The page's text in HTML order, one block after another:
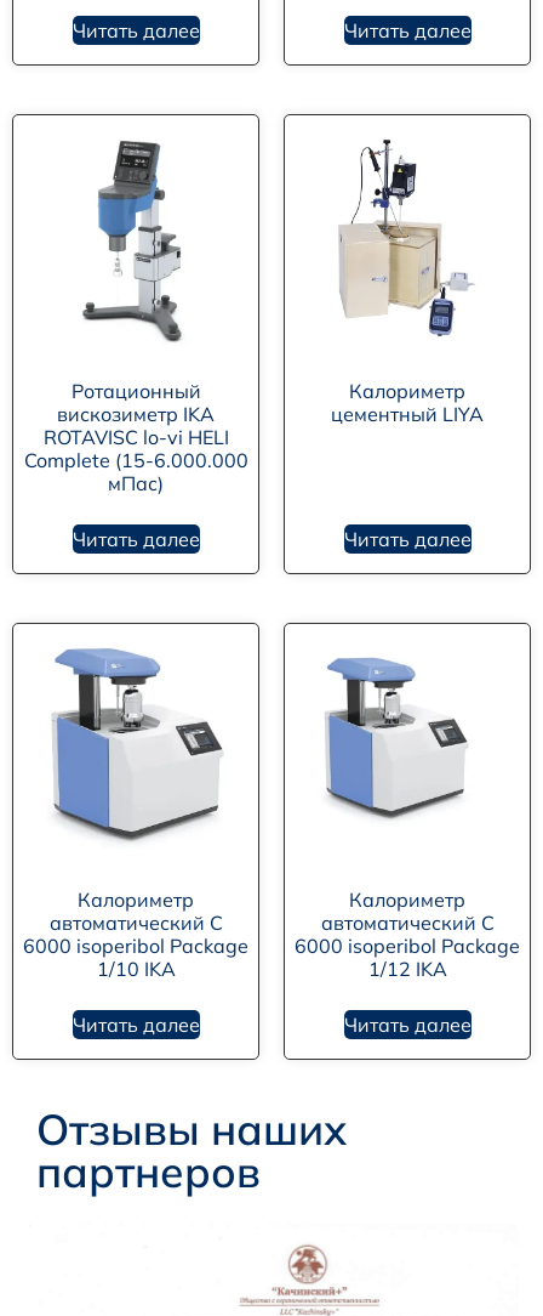
Читать далее Читать далее
Ротационный
вискозиметр IKA
ROTAVISC lo-vi HELI
Complete (15-6.000.000
мПас)
Читать далее
Калориметр
цементный LIYA
Читать далее
Калориметр
автоматический C
6000 isoperibol Package
1/10 IKA
Читать далее
Калориметр
автоматический C
6000 isoperibol Package
1/12 IKA
Читать далее
Отзывы наших
партнеров